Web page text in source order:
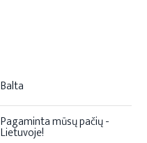
Balta
Pagaminta mūsų pačių -
Lietuvoje!